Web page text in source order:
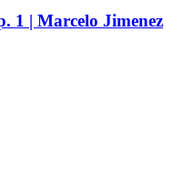
1 | Marcelo Jimenez